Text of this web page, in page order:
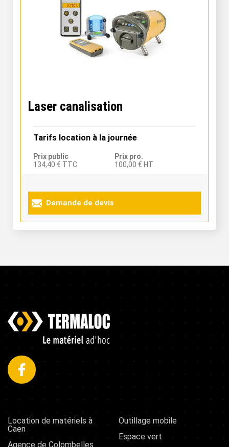
Laser canalisation
Tarifs location à la journée
Prix public
134,40 € TTC
Prix pro.
100,00 € HT
Demande de devis
Location de matériels à
Caen
Agence de Colombelles
Outillage mobile
Espace vert